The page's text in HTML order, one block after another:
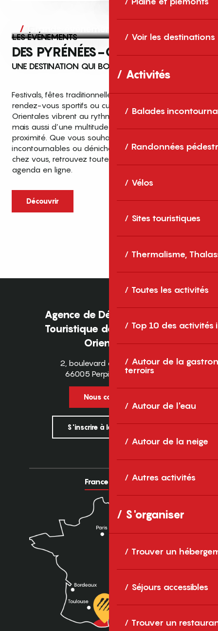
Voir les destinations
Activités
Balades
Randonnées
Vélos
Sites touristiques
Thermalisme,
Toutes les activités
Top 10 des activités
Autour de la
terroirs
Autour de l'eau
Autour de la neige
Autres activités
S'organiser
Trouver un
Séjours accessibles
Trouver un
Grands événements
LES ÉVÉNEMENTS
DES PYRÉNÉES-ORIENTALES
UNE DESTINATION QUI BOUGE TOUTE L’ANNÉE
Festivals, fêtes traditionnelles, concerts, expositions,
rendez-vous sportifs ou culturels… les Pyrénées-
Orientales vibrent au rythme de grands temps forts
mais aussi d’une multitude d’événements de
proximité. Que vous souhaitiez vivre les
incontournables ou dénicher des sorties près de
chez vous, retrouvez toutes les infos dans notre
agenda en ligne.
Découvrir
Top des événements et sorties
en famille
cet été dans les Pyrénées-Orientales
Entre mer Méditerranée, villages de
caractère et grands espaces naturels, les
Pyrénées-Orientales sont une destination
idéale pour partager des moments en
famille tout au long...
Agence de Développement
Touristique des Pyrénées-
Orientales
2, boulevard des Pyrénées
66005 Perpignan Cedex
Nous contacter
S'inscrire à la newsletter
France Europe